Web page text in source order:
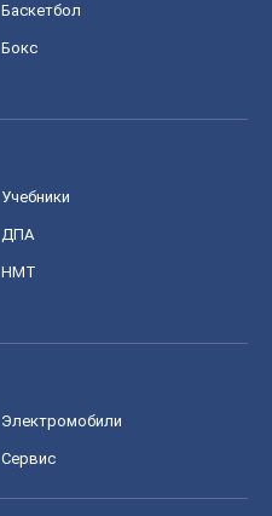
Баскетбол
Бокс
Учебники
ДПА
НМТ
Электромобили
Сервис